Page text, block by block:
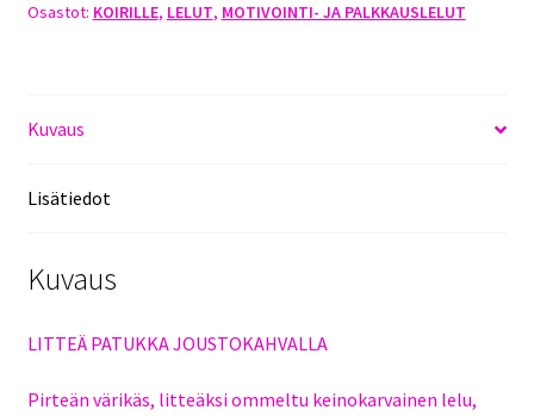
Osastot: KOIRILLE, LELUT, MOTIVOINTI- JA PALKKAUSLELUT
Kuvaus
Lisätiedot
Kuvaus
LITTEÄ PATUKKA JOUSTOKAHVALLA
Pirteän värikäs, litteäksi ommeltu keinokarvainen lelu,